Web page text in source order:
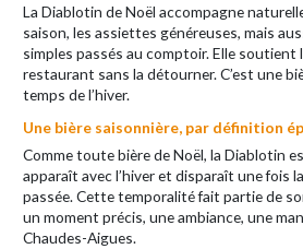
La Diablotin de Noël accompagne
saison, les assiettes généreuses, mais
simples passés au comptoir. Elle soutient
restaurant sans la détourner. C’est une
temps de l’hiver.
Une bière saisonnière, par définition
Comme toute bière de Noël, la Diablotin
apparaît avec l’hiver et disparaît une fois
passée. Cette temporalité fait partie de
un moment précis, une ambiance, une
Chaudes-Aigues.